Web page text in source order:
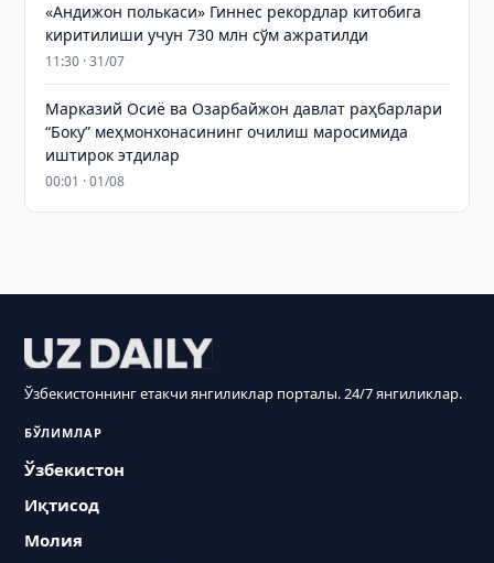
«Андижон полькаси» Гиннес рекордлар китобига
киритилиши учун 730 млн сўм ажратилди
11:30 · 31/07
Марказий Осиё ва Озарбайжон давлат раҳбарлари
“Боку” меҳмонхонасининг очилиш маросимида
иштирок этдилар
00:01 · 01/08
Ўзбекистоннинг етакчи янгиликлар порталы. 24/7 янгиликлар.
БЎЛИМЛАР
Ўзбекистон
Иқтисод
Молия